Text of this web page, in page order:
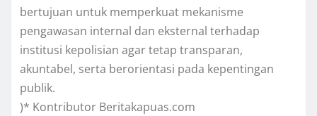
bertujuan untuk memperkuat mekanisme
pengawasan internal dan eksternal terhadap
institusi kepolisian agar tetap transparan,
akuntabel, serta berorientasi pada kepentingan
publik.
)* Kontributor Beritakapuas.com